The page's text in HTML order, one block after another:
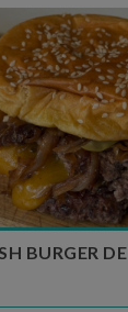
de
de cuisson : 5
Nombre de
BURGER